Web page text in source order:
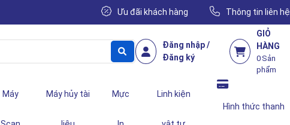
Ưu đãi khách hàng Thông tin liên hệ
Đăng nhập /
Đăng ký
GIỎ
HÀNG
0 Sản
phẩm
Máy Máy hủy tài Mực Linh kiện
Hình thức thanh